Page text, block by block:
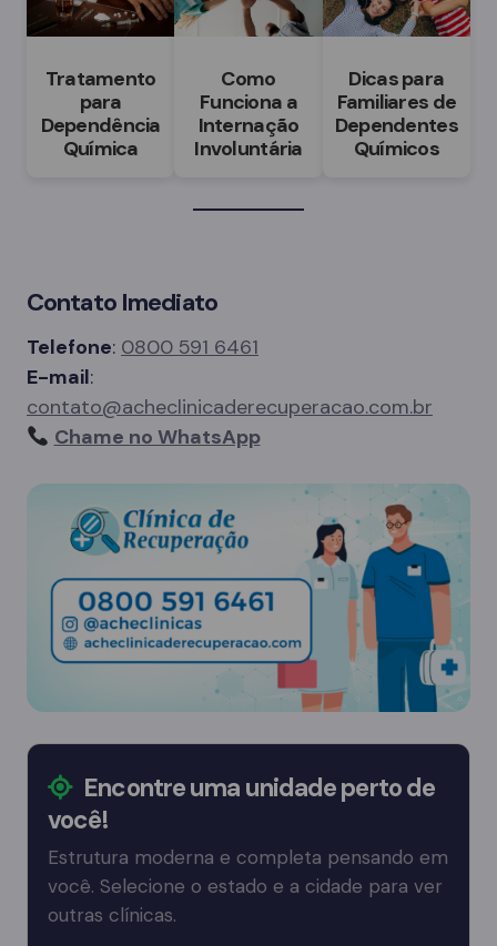
Tratamento
para
Dependência
Química
Como
Funciona a
Internação
Involuntária
Dicas para
Familiares de
Dependentes
Químicos
Contato Imediato
Telefone: 0800 591 6461
E-mail:
contato@acheclinicaderecuperacao.com.br
Chame no WhatsApp
Encontre uma unidade perto de
você!
Estrutura moderna e completa pensando em
você. Selecione o estado e a cidade para ver
outras clínicas.